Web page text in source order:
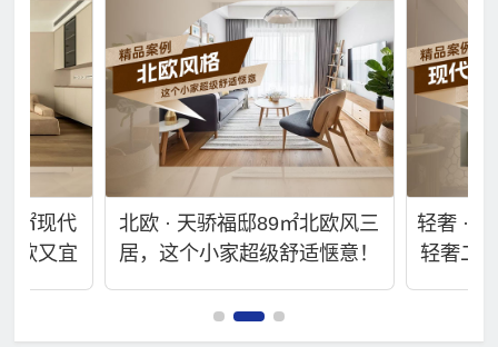
㎡现代
软又宜
北欧 · 天骄福邸89㎡北欧风三
居，这个小家超级舒适惬意！
轻奢 ·
轻奢二